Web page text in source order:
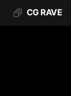
CG RAVE